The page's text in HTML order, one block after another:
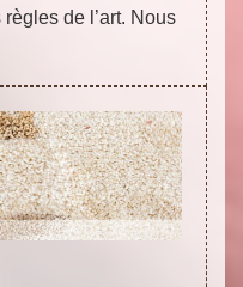
de l’art. Nous